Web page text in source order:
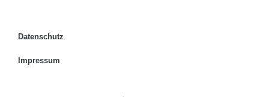
Datenschutz
Impressum